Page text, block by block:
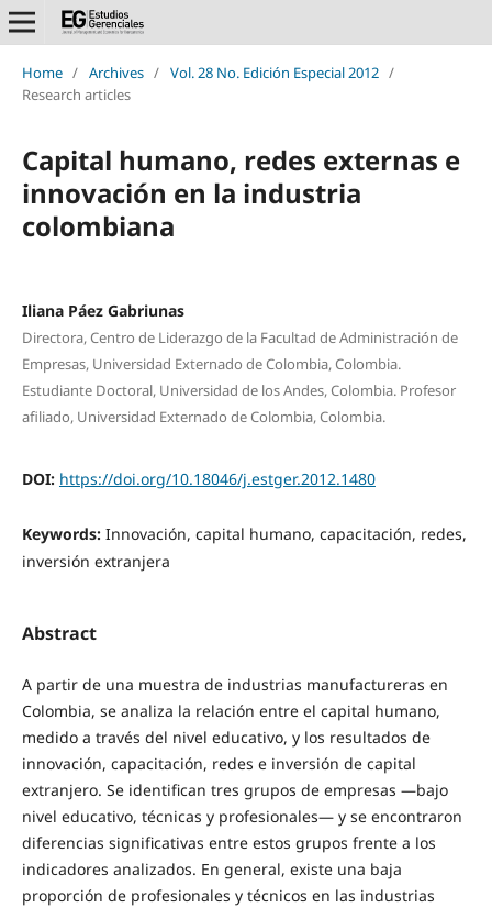
Home / Archives / Vol. 28 No. Edición Especial 2012 /
Research articles
Capital humano, redes externas e
innovación en la industria
colombiana
Iliana Páez Gabriunas
Directora, Centro de Liderazgo de la Facultad de Administración de
Empresas, Universidad Externado de Colombia, Colombia.
Estudiante Doctoral, Universidad de los Andes, Colombia. Profesor
afiliado, Universidad Externado de Colombia, Colombia.
DOI: https://doi.org/10.18046/j.estger.2012.1480
Keywords: Innovación, capital humano, capacitación, redes,
inversión extranjera
Abstract
A partir de una muestra de industrias manufactureras en
Colombia, se analiza la relación entre el capital humano,
medido a través del nivel educativo, y los resultados de
innovación, capacitación, redes e inversión de capital
extranjero. Se identifican tres grupos de empresas —bajo
nivel educativo, técnicas y profesionales— y se encontraron
diferencias significativas entre estos grupos frente a los
indicadores analizados. En general, existe una baja
proporción de profesionales y técnicos en las industrias